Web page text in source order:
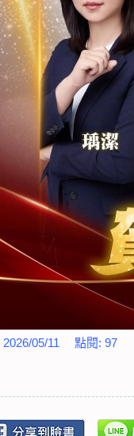
2026/05/11 點閱: 97